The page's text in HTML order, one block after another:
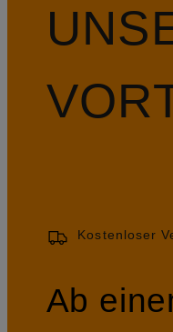
Kostenloser
Ab